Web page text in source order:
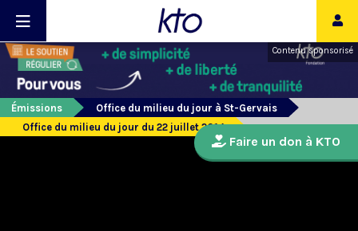
Contenu sponsorisé
Émissions
Office du milieu du jour à St-Gervais
Office du milieu du jour du 22 juillet 2014
Faire un don à KTO